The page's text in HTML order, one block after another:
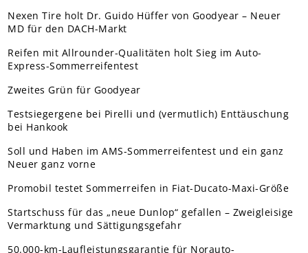
Nexen Tire holt Dr. Guido Hüffer von Goodyear – Neuer
MD für den DACH-Markt
Reifen mit Allrounder-Qualitäten holt Sieg im Auto-
Express-Sommerreifentest
Zweites Grün für Goodyear
Testsiegergene bei Pirelli und (vermutlich) Enttäuschung
bei Hankook
Soll und Haben im AMS-Sommerreifentest und ein ganz
Neuer ganz vorne
Promobil testet Sommerreifen in Fiat-Ducato-Maxi-Größe
Startschuss für das „neue Dunlop“ gefallen – Zweigleisige
Vermarktung und Sättigungsgefahr
50.000-km-Laufleistungsgarantie für Norauto-